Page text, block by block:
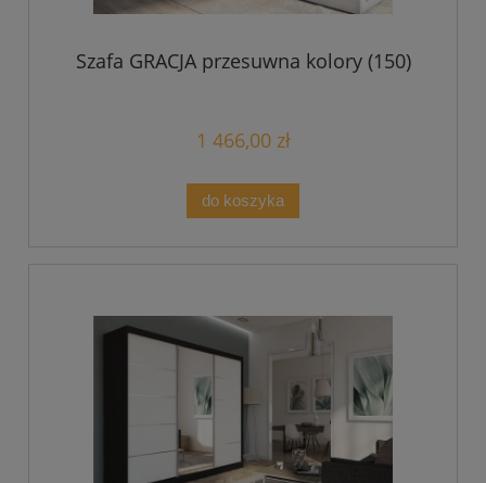
Szafa GRACJA przesuwna kolory (150)
1 466,00 zł
do koszyka